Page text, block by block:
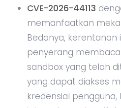
CVE-2026-44113
memanfaatkan
Bedanya, kerentanan
penyerang
sandbox yang telah
yang dapat diakses
kredensial